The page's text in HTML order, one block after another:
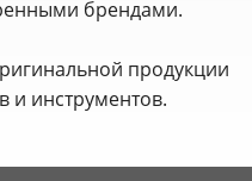
брендами.
продукции
инструментов.